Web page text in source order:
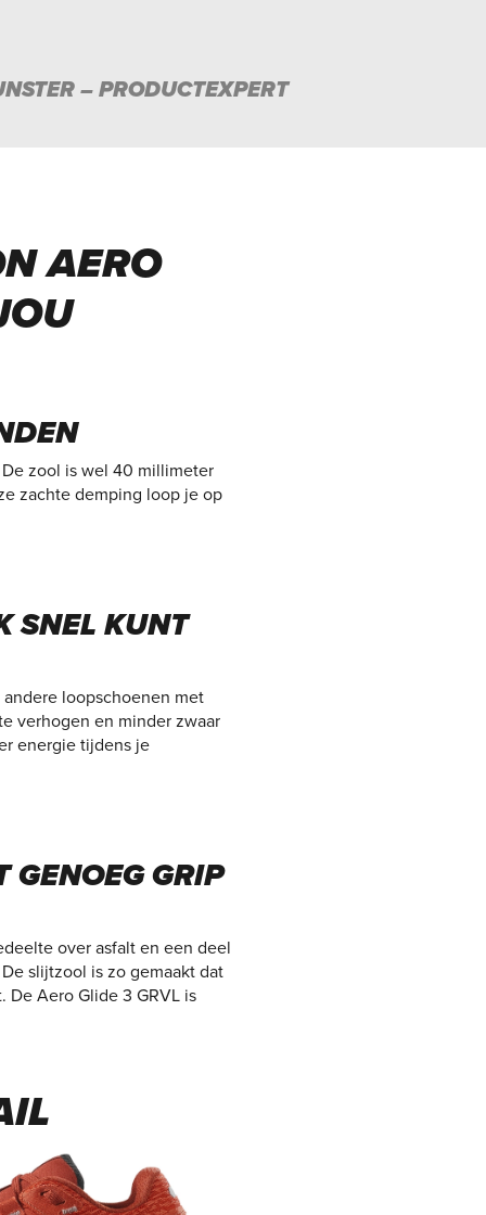
– PRODUCTEXPERT
AERO
zool is wel 40 millimeter
zachte demping loop je op
SNEL KUNT
loopschoenen met
verhogen en minder zwaar
energie tijdens je
GENOEG GRIP
over asfalt en een deel
slijtzool is zo gemaakt dat
Aero Glide 3 GRVL is